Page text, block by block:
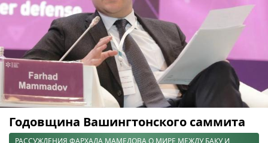
Годовщина Вашингтонского саммита
РАССУЖДЕНИЯ ФАРХАДА МАМЕДОВА О МИРЕ МЕЖДУ БАКУ И